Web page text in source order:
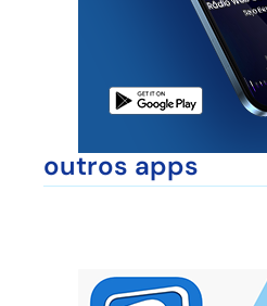
outros apps